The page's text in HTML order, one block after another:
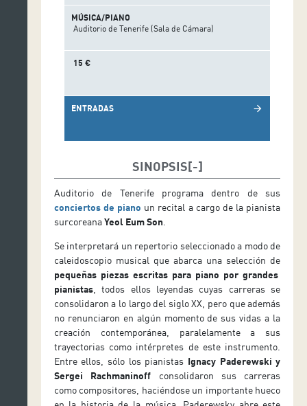
MÚSICA/PIANO
Auditorio de Tenerife (Sala de Cámara)
15 €
ENTRADAS arrow_forward
SINOPSIS
Auditorio de Tenerife programa dentro de sus
conciertos de piano un recital a cargo de la pianista
surcoreanaYeol Eum Son
Se interpretará un repertorio seleccionado a modo de
caleidoscopio musical que abarca una selección de
pequeñas piezas escritas para piano por grandes
pianistas, todos ellos leyendas cuyas carreras se
consolidaron a lo largo del siglo XX, pero que además
no renunciaron en algún momento de sus vidas a la
creación contemporánea, paralelamente a sus
trayectorias como intérpretes de este instrumento.
Entre ellos, sólo los pianistas Ignacy Paderewski y
Sergei Rachmaninoff consolidaron sus carreras
como compositores, haciéndose un importante hueco